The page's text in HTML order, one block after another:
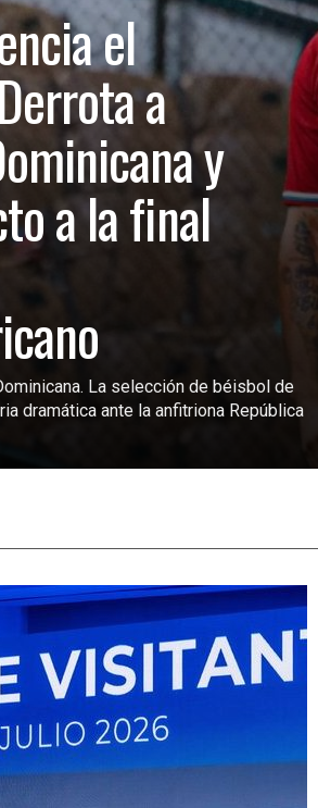
el
a
y
a la final
La selección de béisbol de
dramática ante la anfitriona República